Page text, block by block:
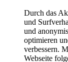
Durch das
und
und
optimieren
verbessern.
Webseite